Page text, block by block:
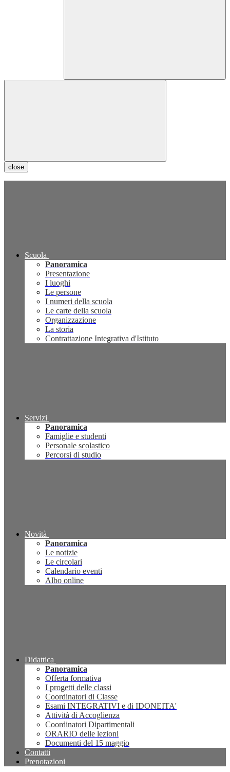
close
Scuola
Panoramica
Presentazione
I luoghi
Le persone
I numeri della scuola
Le carte della scuola
Organizzazione
La storia
Contrattazione Integrativa d'Istituto
Servizi
Panoramica
Famiglie e studenti
Personale scolastico
Percorsi di studio
Novità
Panoramica
Le notizie
Le circolari
Calendario eventi
Albo online
Didattica
Panoramica
Offerta formativa
I progetti delle classi
Coordinatori di Classe
Esami INTEGRATIVI e di IDONEITA'
Attività di Accoglienza
Coordinatori Dipartimentali
ORARIO delle lezioni
Documenti del 15 maggio
Contatti
Prenotazioni